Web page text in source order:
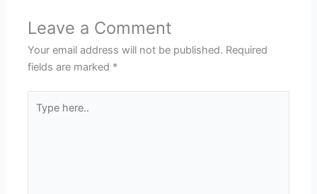
Leave a Comment
Your email address will not be published. Required
fields are marked *
here..